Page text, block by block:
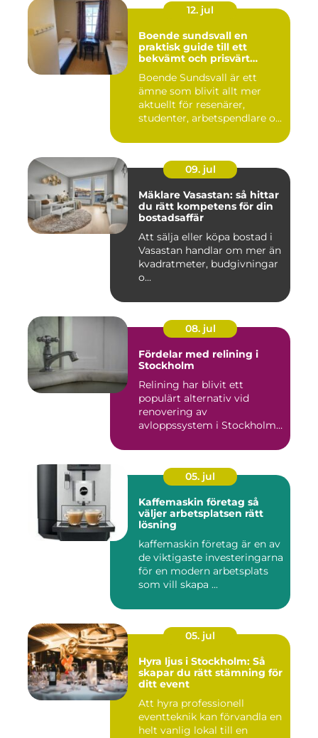
12. jul
Boende sundsvall en
praktisk guide till ett
bekvämt och prisvärt
Boende Sundsvall är ett
ämne som blivit allt mer
aktuellt för resenärer,
studenter, arbetspendlare o...
09. jul
Mäklare Vasastan: så hittar
du rätt kompetens för din
bostadsaffär
Att sälja eller köpa bostad i
Vasastan handlar om mer än
kvadratmeter, budgivningar
o...
08. jul
Fördelar med relining i
Stockholm
Relining har blivit ett
populärt alternativ vid
renovering av
avloppssystem i Stockholm.
05. jul
Kaffemaskin företag så
väljer arbetsplatsen rätt
lösning
kaffemaskin företag är en av
de viktigaste investeringarna
för en modern arbetsplats
som vill skapa ...
05. jul
Hyra ljus i Stockholm: Så
skapar du rätt stämning för
ditt event
Att hyra professionell
eventteknik kan förvandla en
helt vanlig lokal till en